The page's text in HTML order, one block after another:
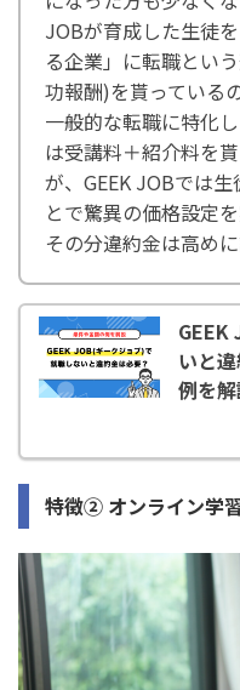
JOBが育成した生徒
る企業」に転職とい
功報酬)を貰っているの
一般的な転職に特化
は受講料＋紹介料を
が、GEEK JOBでは
とで驚異の価格設定
その分違約金は高め
GEEK
いと
例を解
特徴② オンライン学